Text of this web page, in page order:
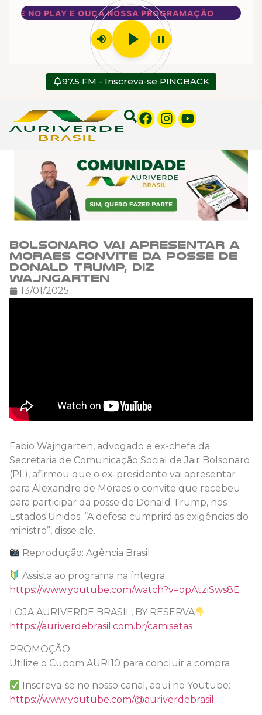
NO PLAY E OUÇA NOSSA PROGRAMAÇÃO
volume_up play_arrow pause
97.5 FM - Inscreva-se PINGBACK
Bolsonaro vai apresentar a
Moraes convite da posse de
Donald Trump, diz
Wajngarten
13/01/2025
Fabio Wajngarten, advogado e ex-chefe da
Secretaria de Comunicação Social de Jair Bolsonaro
(PL), afirmou que o ex-presidente vai apresentar
para Alexandre de Moraes o convite que recebeu
para participar da posse de Donald Trump, nos
Estados Unidos. “A defesa cumprirá as exigências do
ministro”, disse ele.
Reprodução: Agência Brasil
Assista ao programa na íntegra:
https://www.youtube.com/watch?v=opAtziSws8E
LOJA AURIVERDE BRASIL, BY RESERVA
https://auriverdebrasil.com.br/camisetas
PROMOÇÃO
Utilize o Cupom AURI10 para concluir a compra
Inscreva-se no nosso canal, aqui no Youtube:
https://www.youtube.com/@auriverdebrasil